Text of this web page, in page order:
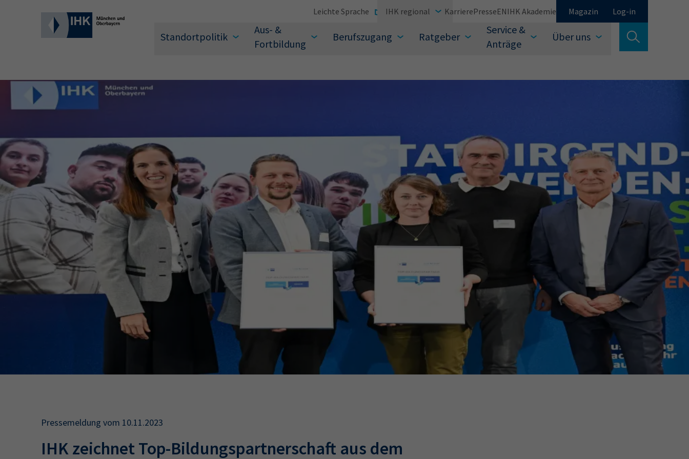
Standortpolitik
Aus- &
Fortbildung
Berufszugang Ratgeber
Service &
Anträge
Über uns
Leichte Sprache IHK regional KarrierePresseEN IHK Akademie Magazin Log-in
Schließen
Suche verlassen
Suchen
Hier können Sie auch aus den meistgesuchten Begriffen vorauswählen
34a 34c Ausbildungsvertrag Fachwirt 34d
Wirtschaftsfachwirt
34f Negativerklärung Sachkundeprüfung
Berichtsheft
34i Betriebswirt
Pressemeldung vom 10.11.2023
IHK zeichnet Top-Bildungspartnerschaft aus dem